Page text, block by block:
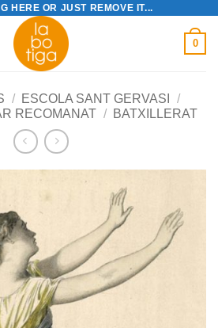
HERE OR JUST REMOVE IT...
0
/ ESCOLA SANT GERVASI
/
RECOMANAT / BATXILLERAT